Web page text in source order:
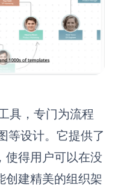
具，专门为流程
等设计。它提供了
使得用户可以在没
创建精美的组织架